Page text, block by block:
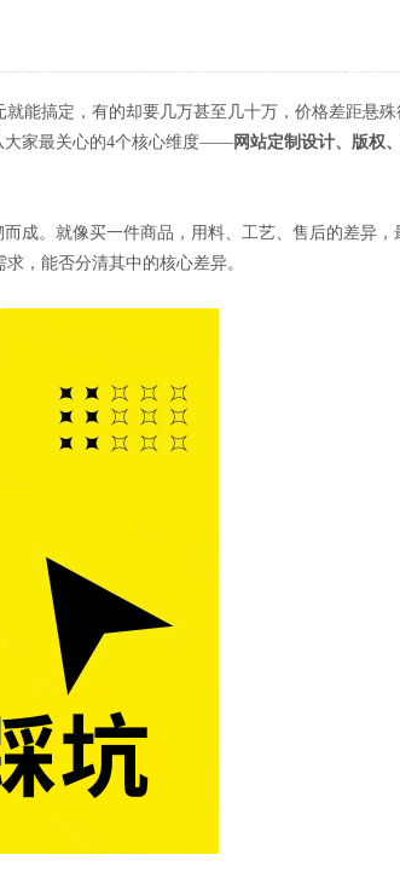
商标注册 GEO优化推广 外贸云 新闻资讯
里，看完不花冤枉钱
就能搞定，有的却要几万甚至几十万，价格差距悬
大家最关心的4个核心维度——网站定制设计、版权
成。就像买一件商品，用料、工艺、售后的差异，
，能否分清其中的核心差异。